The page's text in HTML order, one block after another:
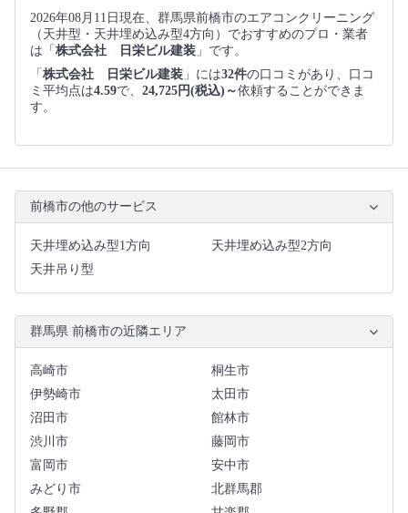
2026年08月11日現在、群馬県前橋市のエアコンクリーニング
（天井型・天井埋め込み型4方向）でおすすめのプロ・業者
は「 株式会社 日栄ビル建装 」です。
「 株式会社 日栄ビル建装 」には32件の口コミがあり、口コ
ミ平均点は4.59で、 24,725円(税込)～依頼することができま
す。
前橋市の他のサービス
天井埋め込み型1方向
天井埋め込み型2方向
天井吊り型
群馬県 前橋市の近隣エリア
高崎市
桐生市
伊勢崎市
太田市
沼田市
館林市
渋川市
藤岡市
富岡市
安中市
みどり市
北群馬郡